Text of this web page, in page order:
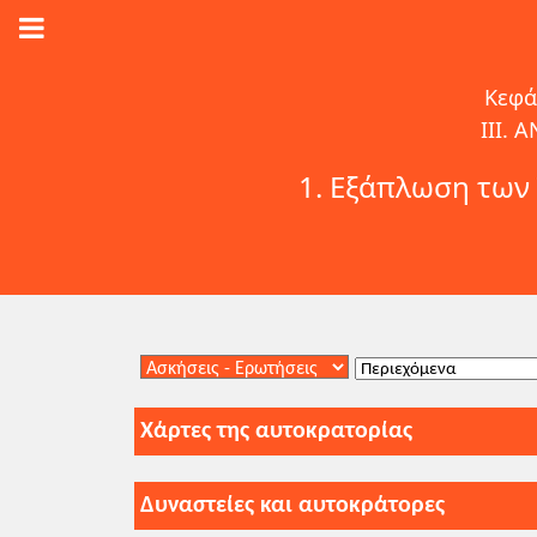
ΙΙΙ.
1. Εξάπλωση των
Χάρτες της αυτοκρατορίας
Δυναστείες και αυτοκράτορες